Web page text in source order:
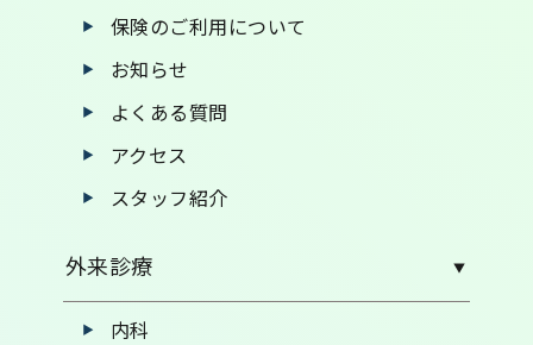
保険のご利用について
お知らせ
よくある質問
アクセス
スタッフ紹介
外来診療
内科